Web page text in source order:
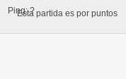
Esta partida es por puntos
Ping:?